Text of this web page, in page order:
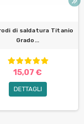
di saldatura Titanio
Grado...
15,07 €
DETTAGLI